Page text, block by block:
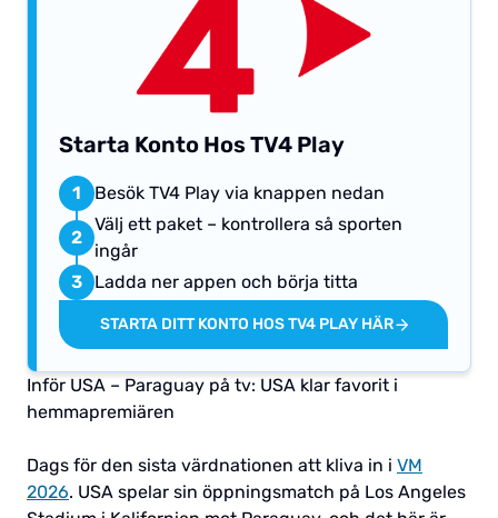
Starta Konto Hos TV4 Play
1 Besök TV4 Play via knappen nedan
2
Välj ett paket – kontrollera så sporten
ingår
3
Ladda ner appen och börja titta
STARTA DITT KONTO HOS TV4 PLAY HÄR
Inför USA – Paraguay på tv: USA klar favorit i
hemmapremiären
Dags för den sista värdnationen att kliva in i VM
2026. USA spelar sin öppningsmatch på Los Angeles